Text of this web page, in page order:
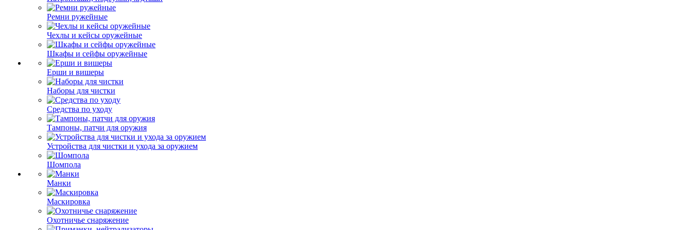
Ремни ружейные
Чехлы и кейсы оружейные
Шкафы и сейфы оружейные
Ерши и вишеры
Наборы для чистки
Средства по уходу
Тампоны, патчи для оружия
Устройства для чистки и ухода за оружием
Шомпола
Манки
Маскировка
Охотничье снаряжение